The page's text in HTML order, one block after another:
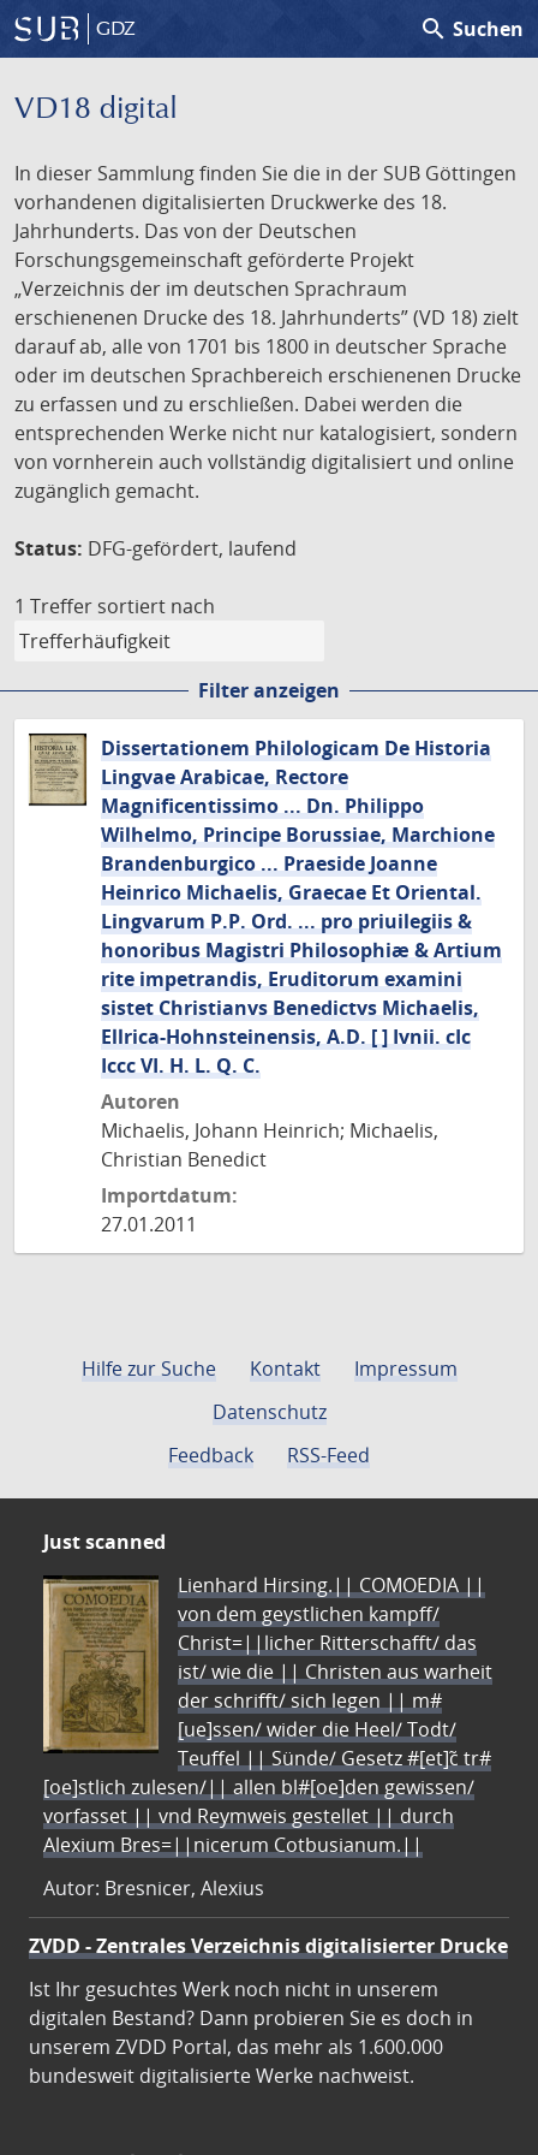
GDZ search Suchen
VD18 digital
In dieser Sammlung finden Sie die in der SUB Göttingen
vorhandenen digitalisierten Druckwerke des 18.
Jahrhunderts. Das von der Deutschen
Forschungsgemeinschaft geförderte Projekt
„Verzeichnis der im deutschen Sprachraum
erschienenen Drucke des 18. Jahrhunderts” (VD 18) zielt
darauf ab, alle von 1701 bis 1800 in deutscher Sprache
oder im deutschen Sprachbereich erschienenen Drucke
zu erfassen und zu erschließen. Dabei werden die
entsprechenden Werke nicht nur katalogisiert, sondern
von vornherein auch vollständig digitalisiert und online
zugänglich gemacht.
Status: DFG-gefördert, laufend
1 Treffer sortiert nach
Filter anzeigen
Dissertationem Philologicam De Historia
Lingvae Arabicae, Rectore
Magnificentissimo ... Dn. Philippo
Wilhelmo, Principe Borussiae, Marchione
Brandenburgico ... Praeside Joanne
Heinrico Michaelis, Graecae Et Oriental.
Lingvarum P.P. Ord. ... pro priuilegiis &
honoribus Magistri Philosophiæ & Artium
rite impetrandis, Eruditorum examini
sistet Christianvs Benedictvs Michaelis,
Ellrica-Hohnsteinensis, A.D. [ ] Ivnii. cIc
Iccc VI. H. L. Q. C.
Autoren
Michaelis, Johann Heinrich; Michaelis,
Christian Benedict
Importdatum:
27.01.2011
Hilfe zur Suche Kontakt
Impressum
Datenschutz
Feedback
RSS-Feed
Just scanned
Lienhard Hirsing.|| COMOEDIA ||
von dem geystlichen kampff/
Christ=||licher Ritterschafft/ das
ist/ wie die || Christen aus warheit
der schrifft/ sich legen || m#
[ue]ssen/ wider die Heel/ Todt/
Teuffel || Sünde/ Gesetz #[et]c̃ tr#
[oe]stlich zulesen/|| allen bl#[oe]den gewissen/
vorfasset || vnd Reymweis gestellet || durch
Alexium Bres=||nicerum Cotbusianum.||
Autor: Bresnicer, Alexius
ZVDD - Zentrales Verzeichnis digitalisierter Drucke
Ist Ihr gesuchtes Werk noch nicht in unserem
digitalen Bestand? Dann probieren Sie es doch in
unserem ZVDD Portal, das mehr als 1.600.000
bundesweit digitalisierte Werke nachweist.